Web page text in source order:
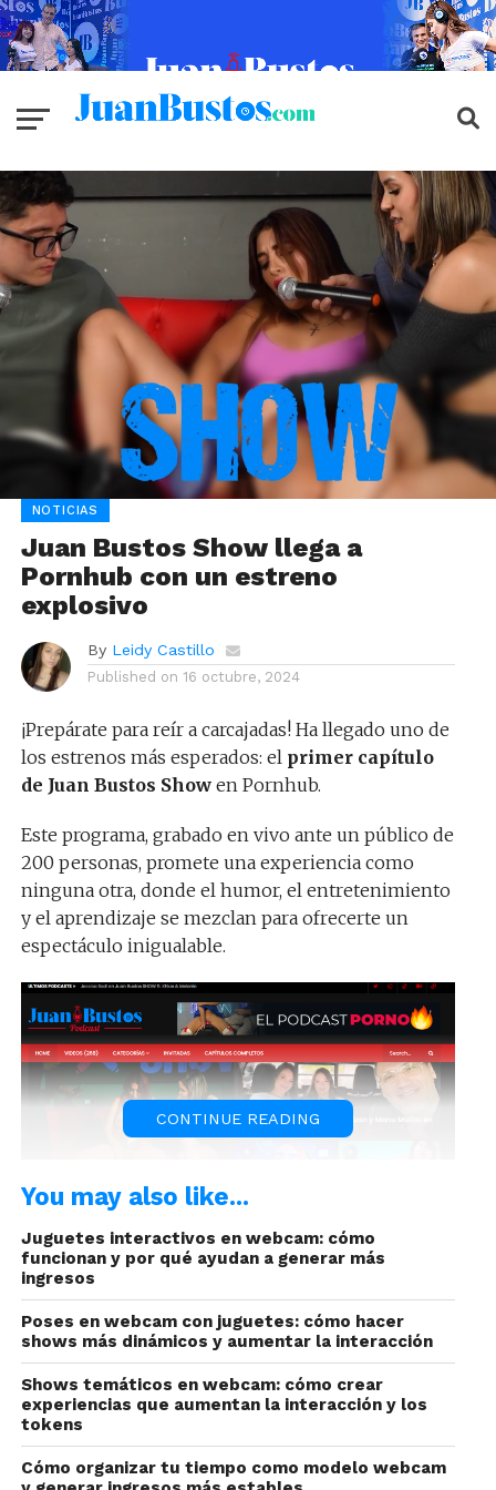
NOTICIAS
Juan Bustos Show llega a
Pornhub con un estreno
explosivo
By Leidy Castillo
Published on 16 octubre, 2024
¡Prepárate para reír a carcajadas! Ha llegado uno de
los estrenos más esperados: el primer capítulo
de Juan Bustos Showen Pornhub.
Este programa, grabado en vivo ante un público de
200 personas, promete una experiencia como
ninguna otra, donde el humor, el entretenimiento
y el aprendizaje se mezclan para ofrecerte un
espectáculo inigualable.
En este primer episodio,Juan Bustos nos
seducirá con la compañía de grandes
invitados. Encabezando la lista, tenemos a
Jessica Sodi, la influencer mexicana más popular,
quien revelará sus secretos mejor guardados y
compartirá sus experiencias más sorprendentes
de la industria del entretenimiento para adultos.
Pero eso no es todo: también podrás disfrutar de
CONTINUE READING
You may also like...
Juguetes interactivos en webcam: cómo
funcionan y por qué ayudan a generar más
ingresos
Poses en webcam con juguetes: cómo hacer
shows más dinámicos y aumentar la interacción
Shows temáticos en webcam: cómo crear
experiencias que aumentan la interacción y los
tokens
Cómo organizar tu tiempo como modelo webcam